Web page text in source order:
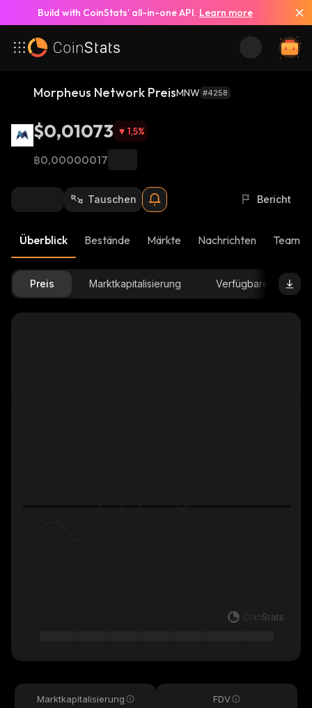
Build with CoinStats’ all-in-one API. Learn more
Morpheus Network PreisMNW #4258
$0,01073 1,5%
฿0,00000017
Tauschen Bericht
Überblick Bestände Märkte Nachrichten Team-
Preis Marktkapitalisierung Verfügbare Menge
Marktkapitalisierung FDV